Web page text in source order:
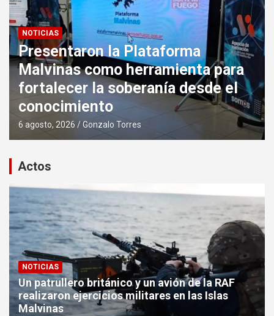
NOTICIAS
Presentaron la Plataforma
Malvinas como herramienta para
fortalecer la soberanía desde el
conocimiento
6 agosto, 2026 Gonzalo Torres
Actos
NOTICIAS
Un patrullero británico y un avión de la RAF
realizaron ejercicios militares en las Islas
Malvinas